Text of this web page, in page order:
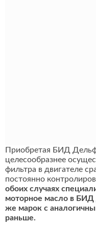
Приобретая БИД
целесообразнее
фильтра в двигателе
постоянно
обоих случаях
моторное масло в
же марок с
раньше.